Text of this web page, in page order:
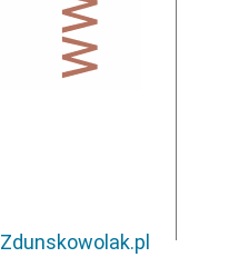
Zdunskowolak.pl